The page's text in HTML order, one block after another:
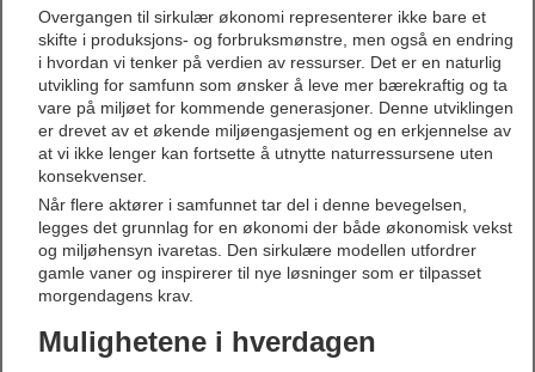
Overgangen til sirkulær økonomi representerer ikke bare et
skifte i produksjons- og forbruksmønstre, men også en endring
i hvordan vi tenker på verdien av ressurser. Det er en naturlig
utvikling for samfunn som ønsker å leve mer bærekraftig og ta
vare på miljøet for kommende generasjoner. Denne utviklingen
er drevet av et økende miljøengasjement og en erkjennelse av
at vi ikke lenger kan fortsette å utnytte naturressursene uten
konsekvenser.
Når flere aktører i samfunnet tar del i denne bevegelsen,
legges det grunnlag for en økonomi der både økonomisk vekst
og miljøhensyn ivaretas. Den sirkulære modellen utfordrer
gamle vaner og inspirerer til nye løsninger som er tilpasset
morgendagens krav.
Mulighetene i hverdagen